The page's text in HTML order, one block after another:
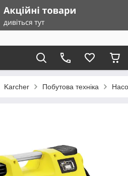
Karcher Побутова техніка